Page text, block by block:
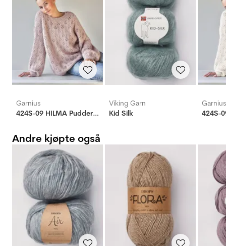
Garnius
424S-09 HILMA Pudderrosa
Viking Garn
Kid Silk
Garnius
424S-
Andre kjøpte også